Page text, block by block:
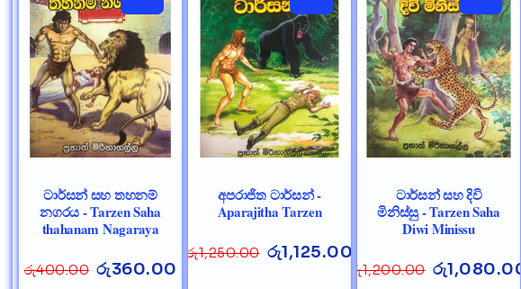
ටාර්සන් සහ තහනම්
නගරය - Tarzen Saha
thahanam Nagaraya
රු400.00 රු360.00
අපරාජිත ටාර්සන් -
Aparajitha Tarzen
රු1,250.00 රු1,125.00
ටාර්සන් සහ දිවි
මිනිස්සු - Tarzen Saha
Diwi Minissu
රු1,200.00 රු1,080.00